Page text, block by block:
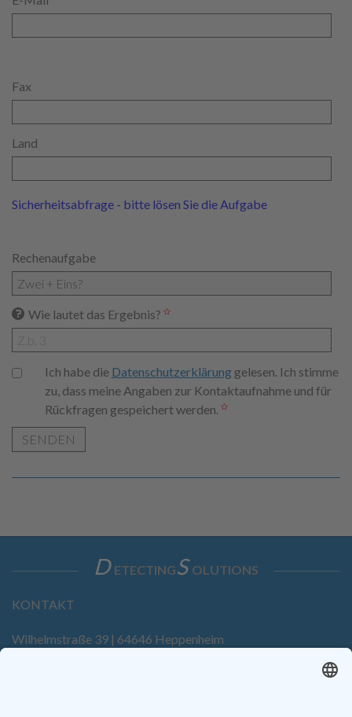
Fax
Land
Sicherheitsabfrage - bitte lösen Sie die Aufgabe
Rechenaufgabe
Wie lautet das Ergebnis?
Ich habe die Datenschutzerklärunggelesen. Ich stimme
zu, dass meine Angaben zur Kontaktaufnahme und für
Rückfragen gespeichert werden.
SENDEN
D ETECTINGS OLUTIONS
KONTAKT
Wilhelmstraße 39 | 64646 Heppenheim